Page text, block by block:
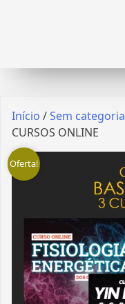
Início /Sem categoria
CURSOS ONLINE
Oferta!